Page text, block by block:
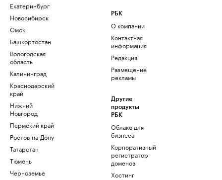
Екатеринбург
Новосибирск
Омск
Башкортостан
Вологодская
область
Калининград
Краснодарский
край
Нижний
Новгород
Пермский край
Ростов-на-Дону
Татарстан
Тюмень
Черноземье
РБК
О компании
Контактная
информация
Редакция
Размещение
рекламы
Другие
продукты
РБК
Облако для
бизнеса
Корпоративный
регистратор
доменов
Хостинг